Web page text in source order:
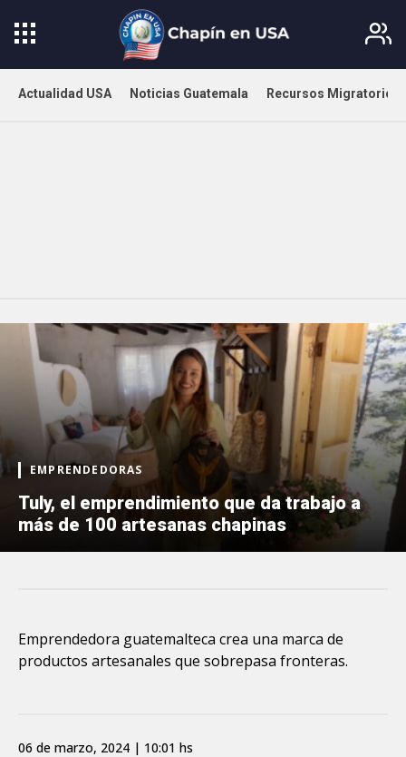
Actualidad USA Noticias Guatemala Recursos Migratorios
EMPRENDEDORAS
Tuly, el emprendimiento que da trabajo a
más de 100 artesanas chapinas
Emprendedora guatemalteca crea una marca de
productos artesanales que sobrepasa fronteras.
06 de marzo, 2024 | 10:01 hs